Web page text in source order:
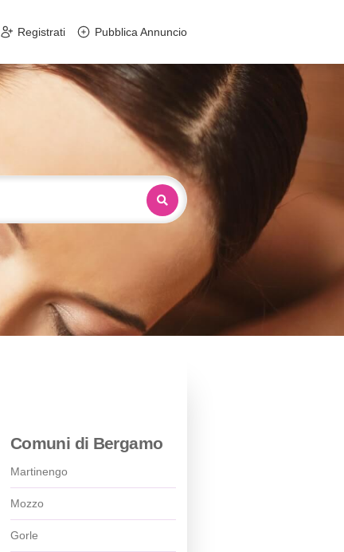
Registrati Pubblica Annuncio
Comuni di Bergamo
Martinengo
Mozzo
Gorle